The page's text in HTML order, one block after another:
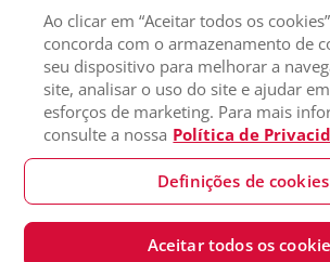
Política de
Lei de Proteção de Dados -
Alerta de Fraude
Política de Diversidade
2024® Sompo Seguros S.A. Todos os direitos
Ao clicar em “Aceitar todos os
concorda com o armazenamento de
seu dispositivo para melhorar a
site, analisar o uso do site e ajudar
esforços de marketing. Para mais
consulte a nossa Política de
Definições de cookies
Aceitar todos os